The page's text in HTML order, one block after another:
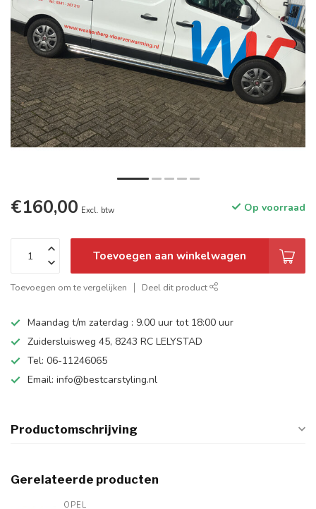
€160,00 Excl. btw Op voorraad
Toevoegen aan winkelwagen
Toevoegen om te vergelijken Deel dit product
Maandag t/m zaterdag : 9.00 uur tot 18:00 uur
Zuidersluisweg 45, 8243 RC LELYSTAD
Tel: 06-11246065
Email: info@bestcarstyling.nl
Productomschrijving
Gerelateerde producten
OPEL